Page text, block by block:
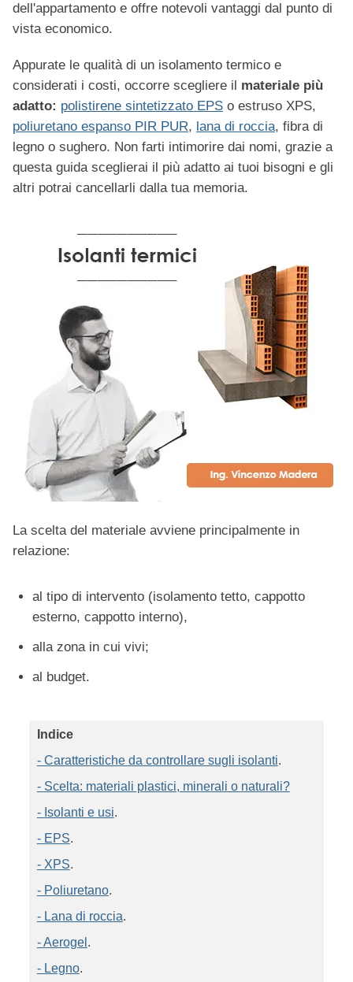
dell'appartamento e offre notevoli vantaggi dal punto di
vista economico.
Appurate le qualità di un isolamento termico e
considerati i costi, occorre scegliere il materiale più
adatto: polistirene sintetizzato EPS o estruso XPS,
poliuretano espanso PIR PUR, lana di roccia, fibra di
legno o sughero. Non farti intimorire dai nomi, grazie a
questa guida sceglierai il più adatto ai tuoi bisogni e gli
altri potrai cancellarli dalla tua memoria.
La scelta del materiale avviene principalmente in
relazione:
al tipo di intervento (isolamento tetto, cappotto
esterno, cappotto interno),
alla zona in cui vivi;
al budget.
Indice
- Caratteristiche da controllare sugli isolanti.
- Scelta: materiali plastici, minerali o naturali?
- Isolanti e usi.
- EPS.
- XPS.
- Poliuretano.
- Lana di roccia.
- Aerogel .
- Legno.